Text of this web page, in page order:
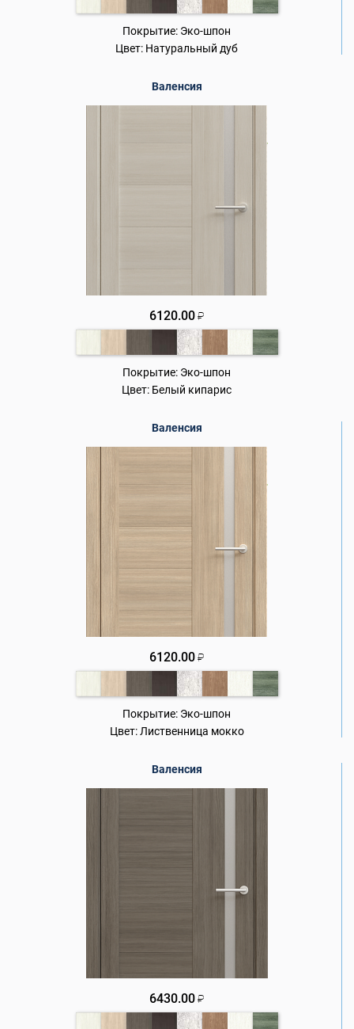
Покрытие: Эко-шпон
Цвет: Натуральный дуб
Валенсия
6120.00 ₽
Покрытие: Эко-шпон
Цвет: Белый кипарис
Валенсия
6120.00 ₽
Покрытие: Эко-шпон
Цвет: Лиственница мокко
Валенсия
6430.00 ₽